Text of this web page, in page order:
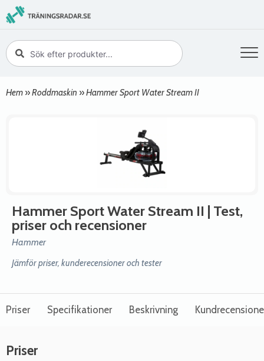
Hem »Roddmaskin »Hammer Sport Water Stream II
Hammer Sport Water Stream II | Test,
priser och recensioner
Hammer
Jämför priser, kunderecensioner och tester
Priser Specifikationer Beskrivning
Priser